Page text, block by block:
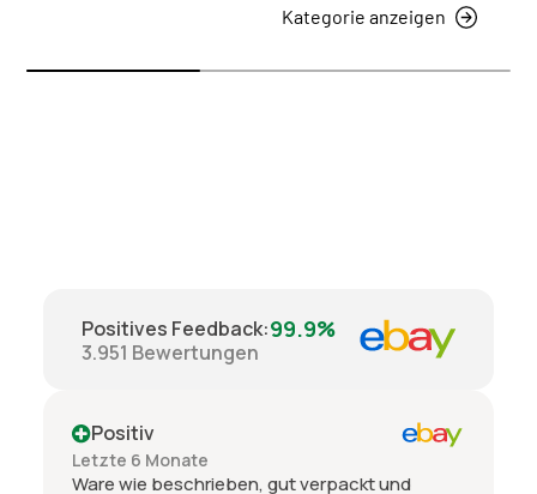
Kategorie anzeigen
Positives Feedback:99.9%
3.951 Bewertungen
Positiv
Letzte 6 Monate
Ware wie beschrieben, gut verpackt und